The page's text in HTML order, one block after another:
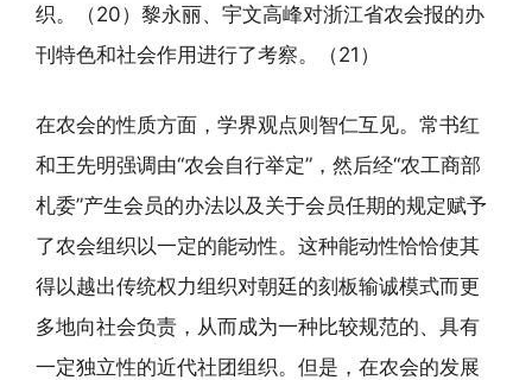
织。（20）黎永丽、宇文高峰对浙江省农会报的办
刊特色和社会作用进行了考察。（21）
在农会的性质方面，学界观点则智仁互见。常书红
和王先明强调由“农会自行举定”，然后经“农工商部
札委”产生会员的办法以及关于会员任期的规定赋予
了农会组织以一定的能动性。这种能动性恰恰使其
得以越出传统权力组织对朝廷的刻板输诚模式而更
多地向社会负责，从而成为一种比较规范的、具有
一定独立性的近代社团组织。但是，在农会的发展